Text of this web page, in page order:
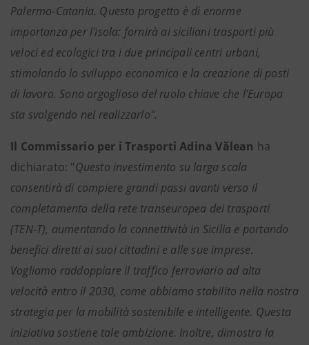
Palermo-Catania. Questo progetto è di enorme
importanza per l'isola: fornirà ai siciliani trasporti più
veloci ed ecologici tra i due principali centri urbani,
stimolando lo sviluppo economico e la creazione di posti
di lavoro. Sono orgoglioso del ruolo chiave che l'Europa
sta svolgendo nel realizzarlo".
Il Commissario per i Trasporti Adina Vălean ha
dichiarato: "Questo investimento su larga scala
consentirà di compiere grandi passi avanti verso il
completamento della rete transeuropea dei trasporti
(TEN-T), aumentando la connettività in Sicilia e portando
benefici diretti ai suoi cittadini e alle sue imprese.
Vogliamo raddoppiare il traffico ferroviario ad alta
velocità entro il 2030, come abbiamo stabilito nella nostra
strategia per la mobilità sostenibile e intelligente. Questa
iniziativa sostiene tale ambizione. Inoltre, dimostra la